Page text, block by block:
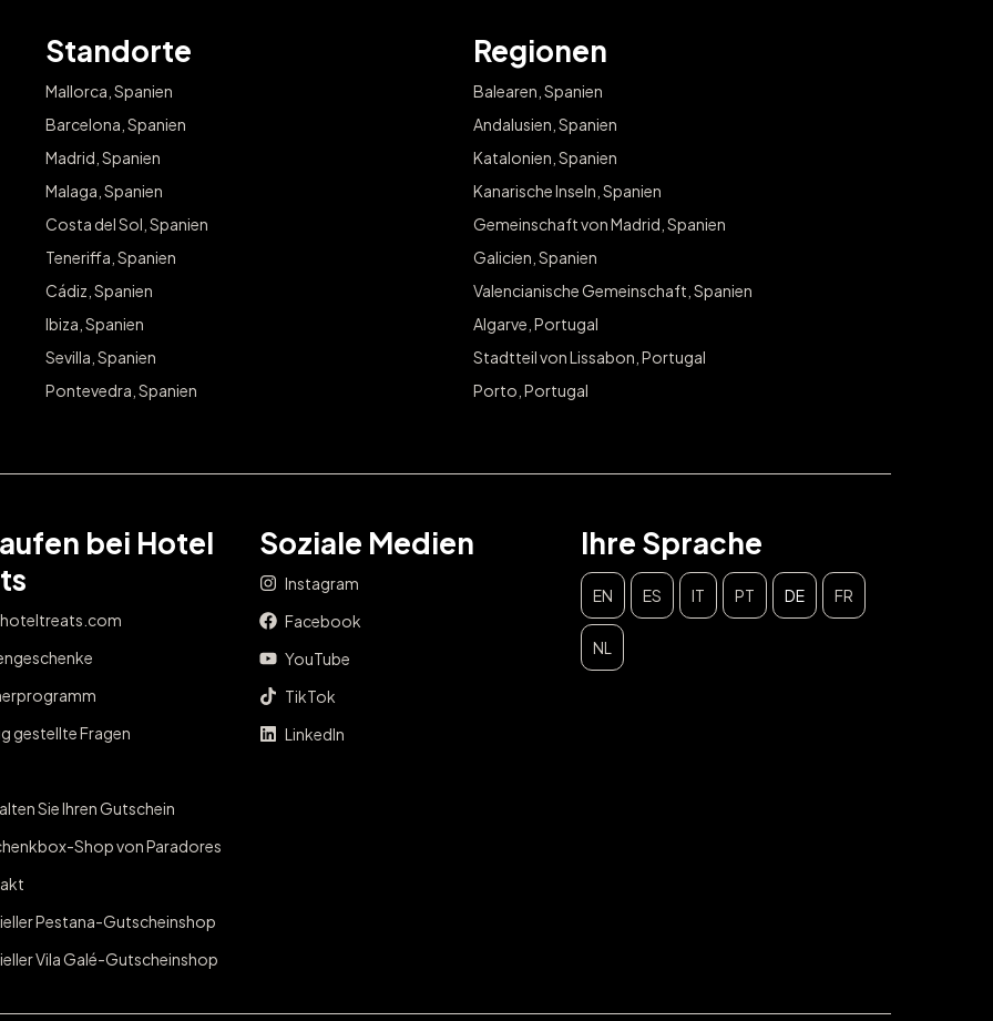
Standorte
Mallorca, Spanien
Barcelona, Spanien
Madrid, Spanien
Malaga, Spanien
Costa del Sol, Spanien
Teneriffa, Spanien
Cádiz, Spanien
Ibiza, Spanien
Sevilla, Spanien
Pontevedra, Spanien
Regionen
Balearen, Spanien
Andalusien, Spanien
Katalonien, Spanien
Kanarische Inseln, Spanien
Gemeinschaft von Madrid, Spanien
Galicien, Spanien
Valencianische Gemeinschaft, Spanien
Algarve, Portugal
Stadtteil von Lissabon, Portugal
Porto, Portugal
bei Hotel
hoteltreats.com
gestellte Fragen
Sie Ihren Gutschein
Shop von Paradores
Pestana-Gutscheinshop
Vila Galé-Gutscheinshop
Soziale Medien
Instagram
Facebook
YouTube
TikTok
LinkedIn
Ihre Sprache
EN ES IT PT DE FR
NL